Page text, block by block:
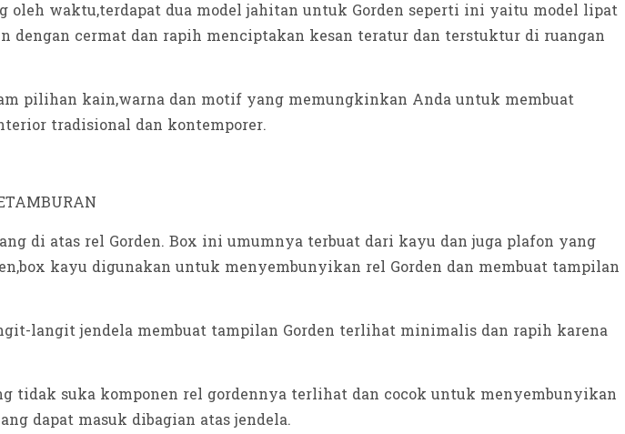
waktu,terdapat dua model jahitan untuk Gorden seperti ini yaitu model lipat
dengan cermat dan rapih menciptakan kesan teratur dan terstuktur di ruangan
pilihan kain,warna dan motif yang memungkinkan Anda untuk membuat
tradisional dan kontemporer.
di atas rel Gorden. Box ini umumnya terbuat dari kayu dan juga plafon yang
kayu digunakan untuk menyembunyikan rel Gorden dan membuat tampilan
langit jendela membuat tampilan Gorden terlihat minimalis dan rapih karena
tidak suka komponen rel gordennya terlihat dan cocok untuk menyembunyikan
dapat masuk dibagian atas jendela.